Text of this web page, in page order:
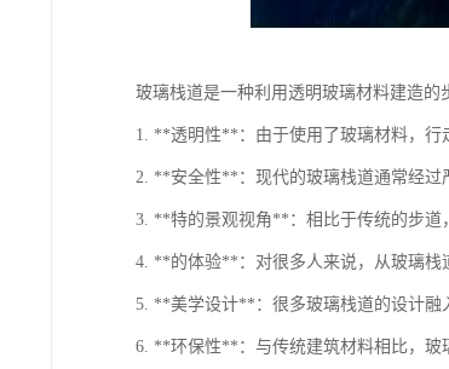
玻璃栈道是一种利用透明玻璃材料建造的
1. **透明性**：由于使用了玻璃材料，行
2. **安全性**：现代的玻璃栈道通常经过
3. **特的景观视角**：相比于传统的步道
4. **的体验**：对很多人来说，从玻璃栈
5. **美学设计**：很多玻璃栈道的设计融
6. **环保性**：与传统建筑材料相比，玻